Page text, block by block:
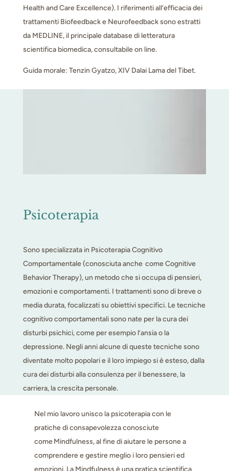
Health and Care Excellence). I riferimenti all’efficacia dei
trattamenti Biofeedback e Neurofeedback sono estratti
da MEDLINE, il principale database di letteratura
scientifica biomedica, consultabile on line.
Guida morale: Tenzin Gyatzo, XIV Dalai Lama del Tibet.
Psicoterapia
Sono specializzata in Psicoterapia Cognitivo
Comportamentale (conosciuta anche come Cognitive
Behavior Therapy), un metodo che si occupa di pensieri,
emozioni e comportamenti. I trattamenti sono di breve o
media durata, focalizzati su obiettivi specifici. Le tecniche
cognitivo comportamentali sono nate per la cura dei
disturbi psichici, come per esempio l’ansia o la
depressione. Negli anni alcune di queste tecniche sono
diventate molto popolari e il loro impiego si è esteso, dalla
cura dei disturbi alla consulenza per il benessere, la
carriera, la crescita personale.
Nel mio lavoro unisco la psicoterapia con le
pratiche di consapevolezza conosciute
comeMindfulness, al fine di aiutare le persone a
comprendere e gestire meglio i loro pensieri ed
emozioni. La Mindfulness è una pratica scientifica